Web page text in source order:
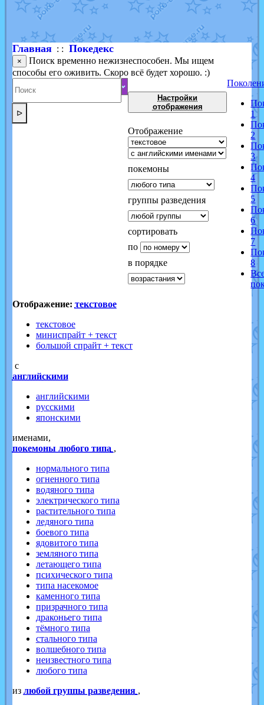
Shadow mismagiusотJOK_julia
в фанарте.
художникот vicavicaв фанарте.
Главная: : Покедекс
×
Поиск временно нежизнеспособен. Мы ищем
способы его оживить. Скоро всё будет хорошо. :)
ᐅ
Настройки
отображения
Отображение
покемоны
группы разведения
сортировать
по
в порядке
1
2
3
4
5
6
7
8
Отображение: текстовое
текстовое
миниспрайт + текст
большой спрайт + текст
с
английскими
английскими
русскими
японскими
именами,
покемоны любого типа ,
нормального типа
огненного типа
водяного типа
электрического типа
растительного типа
ледяного типа
боевого типа
ядовитого типа
земляного типа
летающего типа
психического типа
типа насекомое
каменного типа
призрачного типа
драконьего типа
тёмного типа
стального типа
волшебного типа
неизвестного типа
любого типа
из любой группы разведения ,